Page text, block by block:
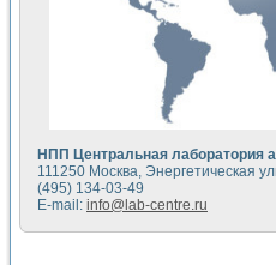
НПП Центральная лаборатория
111250 Москва, Энергетическая
(495) 134-03-49
E-mail: info@lab-centre.ru